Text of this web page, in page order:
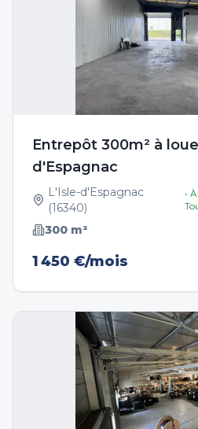
Entrepôt 300m² à
d'Espagnac
L'Isle-d'Espagnac
(16340)
•
300 m²
1 450 €/mois